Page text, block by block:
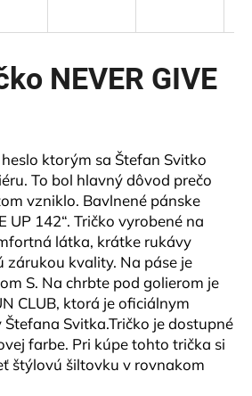
NEVER GIVE
heslo ktorým sa Štefan Svitko
To bol hlavný dôvod prečo
vzniklo. Bavlnené pánske
UP 142“. Tričko vyrobené na
látka, krátke rukávy
zárukou kvality. Na páse je
S. Na chrbte pod golierom je
CLUB, ktorá je oficiálnym
Svitka.Tričko je dostupné
farbe. Pri kúpe tohto trička si
štýlovú šiltovku v rovnakom